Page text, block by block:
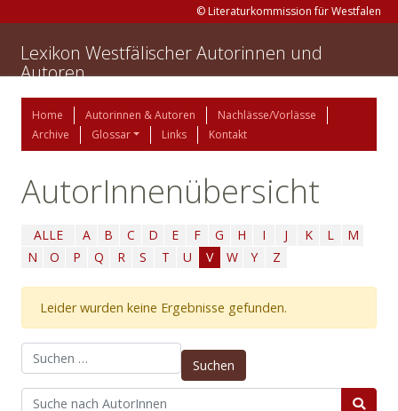
© Literaturkommission für Westfalen
Lexikon Westfälischer Autorinnen und
Autoren
Home Autorinnen & Autoren
Nachlässe/Vorlässe
Archive
Glossar Links Kontakt
AutorInnenübersicht
ALLE A B C D E F G H I J K L
M
N
O P Q R S T U V W Y Z
Leider wurden keine Ergebnisse gefunden.
Suchen nach: